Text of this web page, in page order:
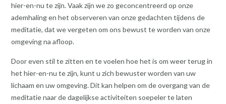
hier-en-nu te zijn. Vaak zijn we zo geconcentreerd op onze
ademhaling en het observeren van onze gedachten tijdens de
meditatie, dat we vergeten om ons bewust te worden van onze
omgeving na afloop.
Door even stil te zitten en te voelen hoe het is om weer terug in
het hier-en-nu te zijn, kunt u zich bewuster worden van uw
lichaam en uw omgeving. Dit kan helpen om de overgang van de
meditatie naar de dagelijkse activiteiten soepeler te laten